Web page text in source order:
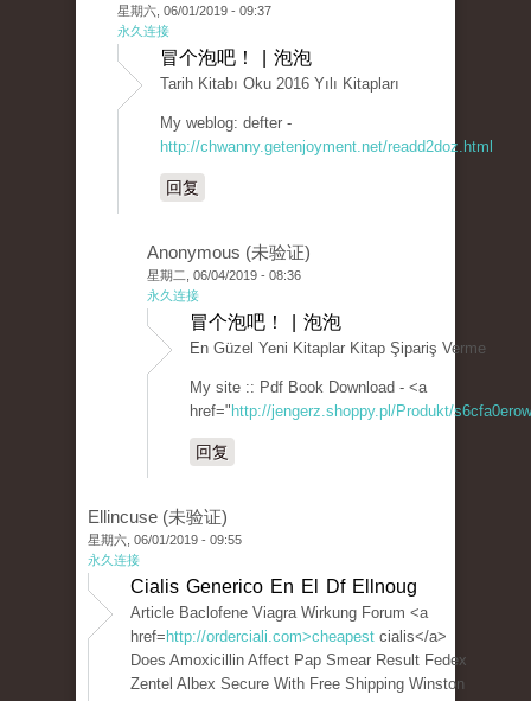
星期六, 06/01/2019 - 09:37
永久连接
冒个泡吧！ | 泡泡
Tarih Kitabı Oku 2016 Yılı Kitapları
My weblog: defter -
http://chwanny.getenjoyment.net/readd2doz.html
回复
Anonymous (未验证)
星期二, 06/04/2019 - 08:36
永久连接
冒个泡吧！ | 泡泡
En Güzel Yeni Kitaplar Kitap Şipariş Verme
My site :: Pdf Book Download - <a
href=" http://jengerz.shoppy.pl/Produkt/
回复
Ellincuse (未验证)
星期六, 06/01/2019 - 09:55
永久连接
Cialis Generico En El Df Ellnoug
Article Baclofene Viagra Wirkung Forum <a
href= http://orderciali.com>cheapest cialis</a>
Does Amoxicillin Affect Pap Smear Result Fedex
Zentel Albex Secure With Free Shipping Winston